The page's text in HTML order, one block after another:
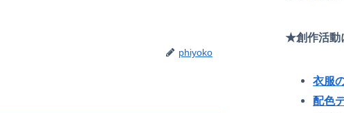
phiyoko
★創作活動
衣服
配色